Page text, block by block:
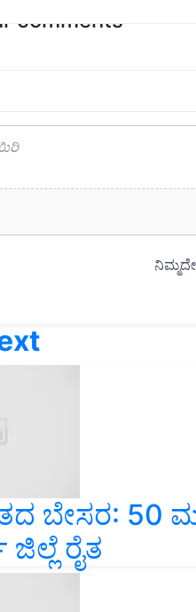
comments
ಬೇಸರ: 50
ಜಿಲ್ಲೆ ರೈತ